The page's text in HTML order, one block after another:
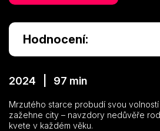
Hodnocení:
2024 | 97 min
Mrzutého starce probudí svou volností
zažehne city – navzdory nedůvěře
kvete v každém věku.